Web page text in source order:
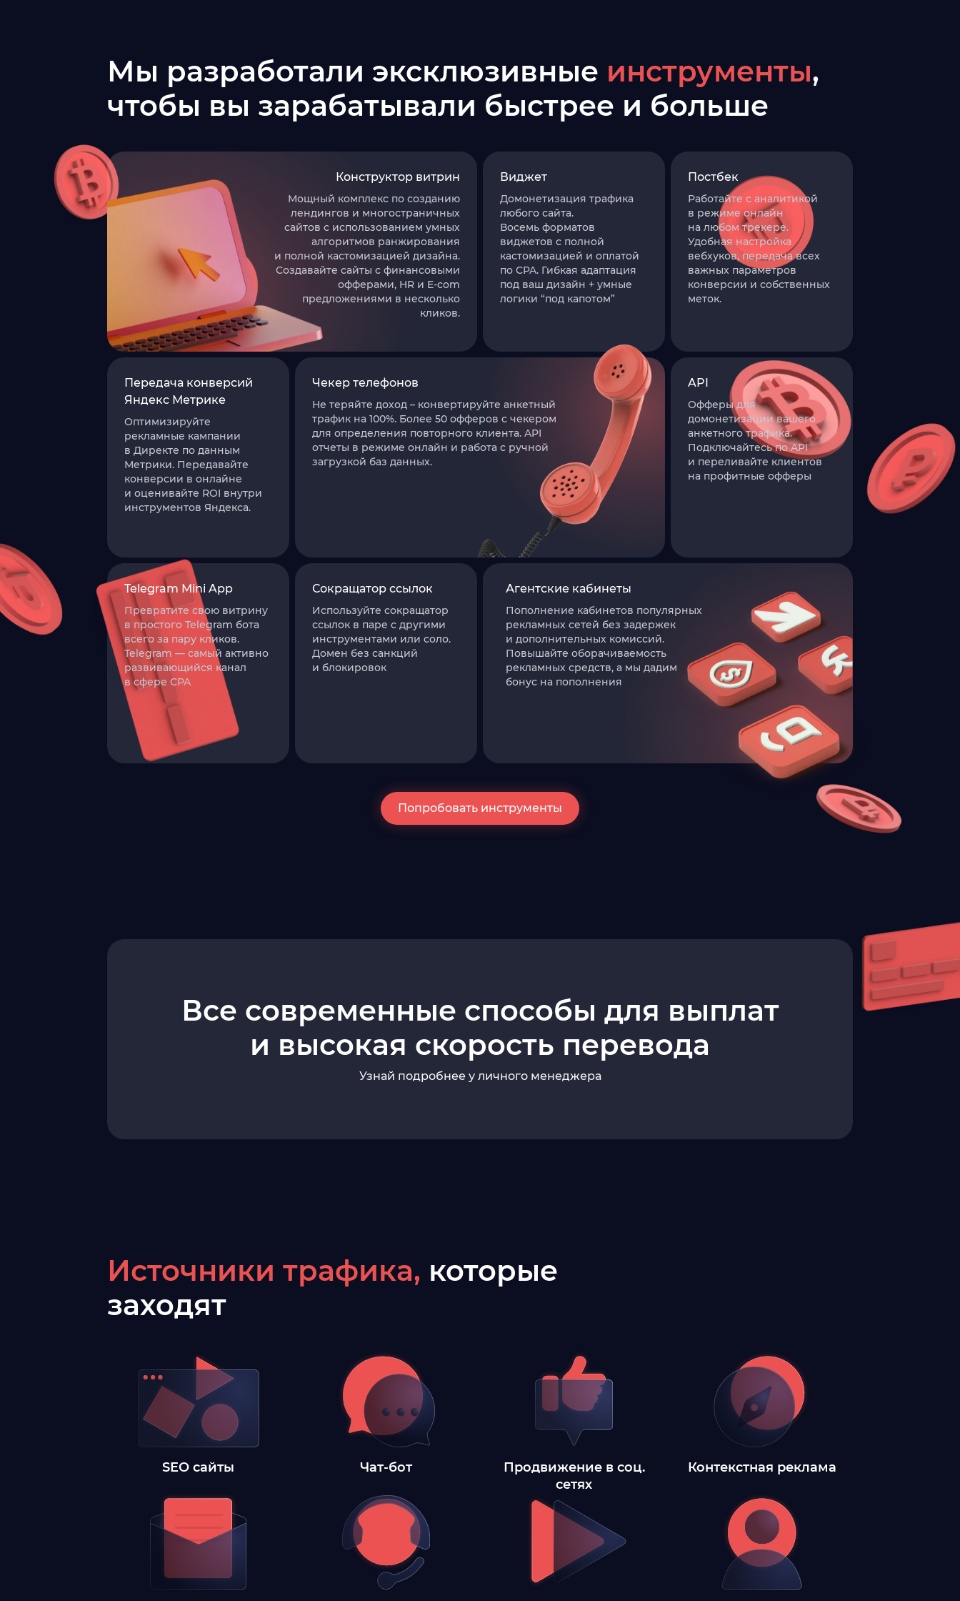
Мы разработали эксклюзивные инструменты,
чтобы вы зарабатывали быстрее и больше
Конструктор витрин
Мощный комплекс по созданию
лендингов и многостраничных
сайтов с использованием умных
алгоритмов ранжирования
и полной кастомизацией дизайна.
Создавайте сайты с финансовыми
офферами, HR и E-com
предложениями в несколько
кликов.
Виджет
Домонетизация трафика
любого сайта.
Восемь форматов
виджетов с полной
кастомизацией и оплатой
по CPA. Гибкая адаптация
под ваш дизайн + умные
логики “под капотом”
Постбек
Работайте с аналитикой
в режиме онлайн
на любом трекере.
Удобная настройка
вебхуков, передача всех
важных параметров
конверсии и собственных
меток.
Чекер телефонов
Не теряйте доход – конвертируйте анкетный
трафик на 100%. Более 50 офферов с чекером
для определения повторного клиента. API
отчеты в режиме онлайн и работа с ручной
загрузкой баз данных.
Передача конверсий
Яндекс Метрике
Оптимизируйте
рекламные кампании
в Директе по данным
Метрики. Передавайте
конверсии в онлайне
и оценивайте ROI внутри
инструментов Яндекса.
API
Офферы для
домонетизации вашего
анкетного трафика.
Подключайтесь по API
и переливайте клиентов
на профитные офферы
Агентские кабинеты
Пополнение кабинетов популярных
рекламных сетей без задержек
и дополнительных комиссий.
Повышайте оборачиваемость
рекламных средств, а мы дадим
бонус на пополнения
Telegram Mini App
Превратите свою витрину
в простого Telegram бота
всего за пару кликов.
Telegram — самый активно
развивающийся канал
в сфере CPA
Сокращатор ссылок
Используйте сокращатор
ссылок в паре с другими
инструментами или соло.
Домен без санкций
и блокировок
Попробовать инструменты
Все современные способы для выплат
и высокая скорость перевода
Узнай подробнее у личного менеджера
Источники трафика, которые
заходят
SEO сайты Чат-бот
Продвижение в соц.
сетях
Контекстная реклама